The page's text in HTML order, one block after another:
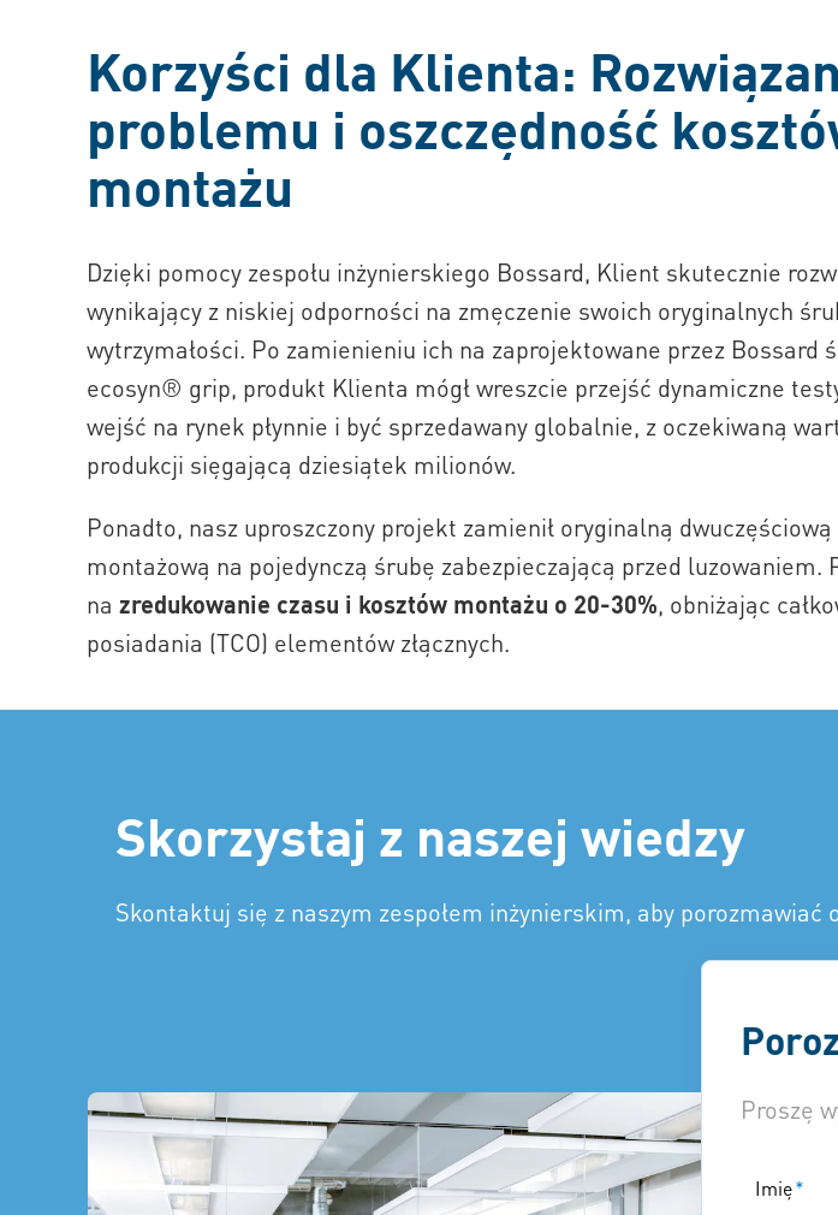
Korzyści dla Klienta:
problemu i oszczędność
montażu
Dzięki pomocy zespołu inżynierskiego Bossard, Klient skutecznie
wynikający z niskiej odporności na zmęczenie swoich oryginalnych
wytrzymałości. Po zamienieniu ich na zaprojektowane przez Bossard
ecosyn® grip, produkt Klienta mógł wreszcie przejść dynamiczne
wejść na rynek płynnie i być sprzedawany globalnie, z oczekiwaną
produkcji sięgającą dziesiątek milionów.
Ponadto, nasz uproszczony projekt zamienił oryginalną
montażową na pojedynczą śrubę zabezpieczającą przed luzowaniem.
na zredukowanie czasu i kosztów montażu o 20-30%, obniżając
posiadania (TCO) elementów złącznych.
Skorzystaj z naszej wiedzy
Skontaktuj się z naszym zespołem inżynierskim, aby
Proszę
Imię*